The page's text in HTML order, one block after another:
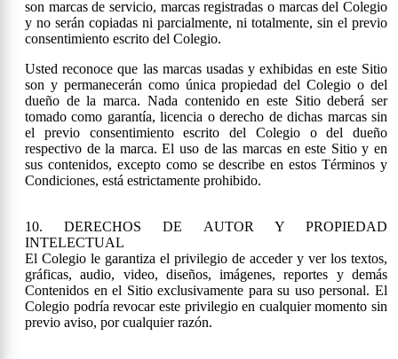
son marcas de servicio, marcas registradas o marcas del Colegio
y no serán copiadas ni parcialmente, ni totalmente, sin el previo
consentimiento escrito del Colegio.
Usted reconoce que las marcas usadas y exhibidas en este Sitio
son y permanecerán como única propiedad del Colegio o del
dueño de la marca. Nada contenido en este Sitio deberá ser
tomado como garantía, licencia o derecho de dichas marcas sin
el previo consentimiento escrito del Colegio o del dueño
respectivo de la marca. El uso de las marcas en este Sitio y en
sus contenidos, excepto como se describe en estos Términos y
Condiciones, está estrictamente prohibido.
10. DERECHOS DE AUTOR Y PROPIEDAD
INTELECTUAL
El Colegio le garantiza el privilegio de acceder y ver los textos,
gráficas, audio, video, diseños, imágenes, reportes y demás
Contenidos en el Sitio exclusivamente para su uso personal. El
Colegio podría revocar este privilegio en cualquier momento sin
previo aviso, por cualquier razón.